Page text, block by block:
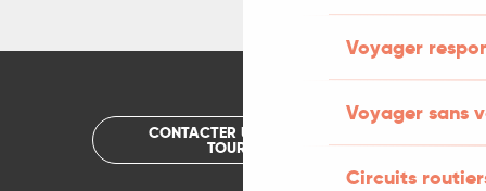
Voyager
Voyager sans
Circuits
CONTACTER UN OFFICE DE
TOURISME